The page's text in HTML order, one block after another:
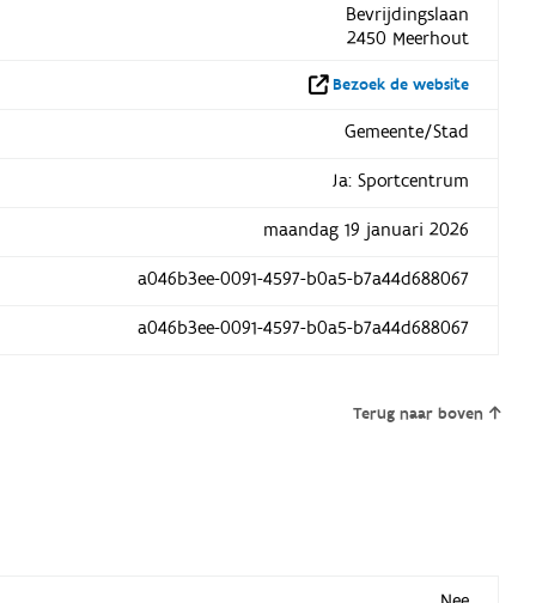
Bevrijdingslaan
2450 Meerhout
Bezoek de website
Gemeente/Stad
Ja: Sportcentrum
maandag 19 januari 2026
a046b3ee-0091-4597-b0a5-b7a44d688067
a046b3ee-0091-4597-b0a5-b7a44d688067
Terug naar boven